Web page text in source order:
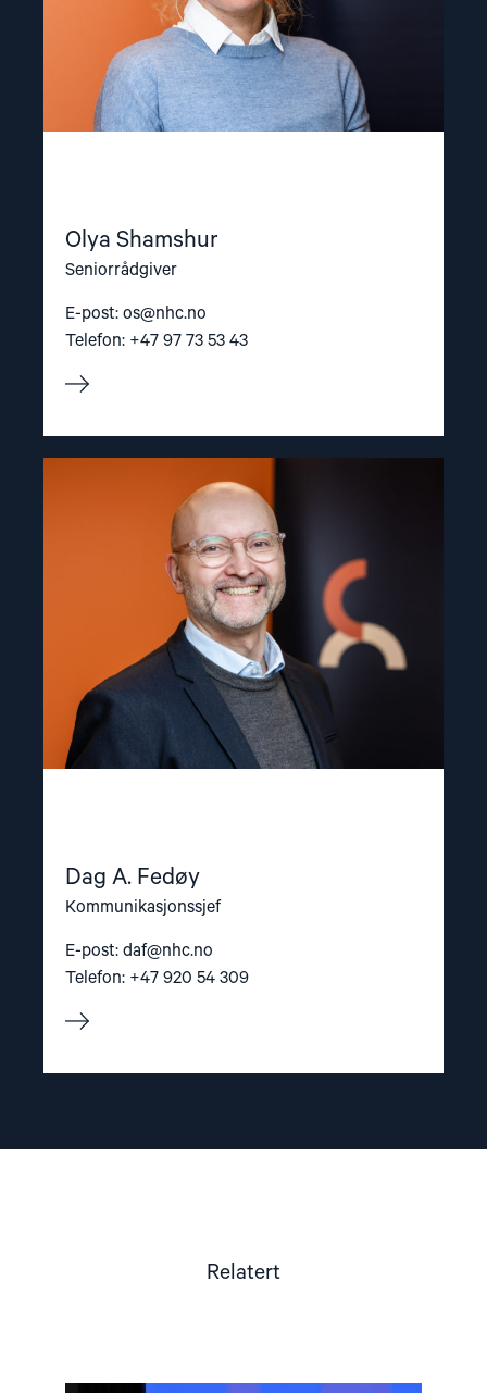
Olya Shamshur
Seniorrådgiver
E-post: os@nhc.no
Telefon: +47 97 73 53 43
Dag A. Fedøy
Kommunikasjonssjef
E-post: daf@nhc.no
Telefon: +47 920 54 309
article
"Dag
Fedøy"
Relatert